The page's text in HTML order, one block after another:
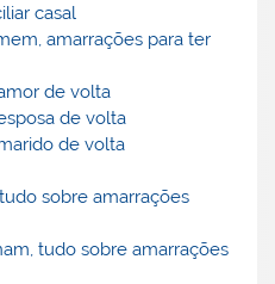
casal
amarrações para ter
de volta
de volta
de volta
sobre amarrações
tudo sobre amarrações